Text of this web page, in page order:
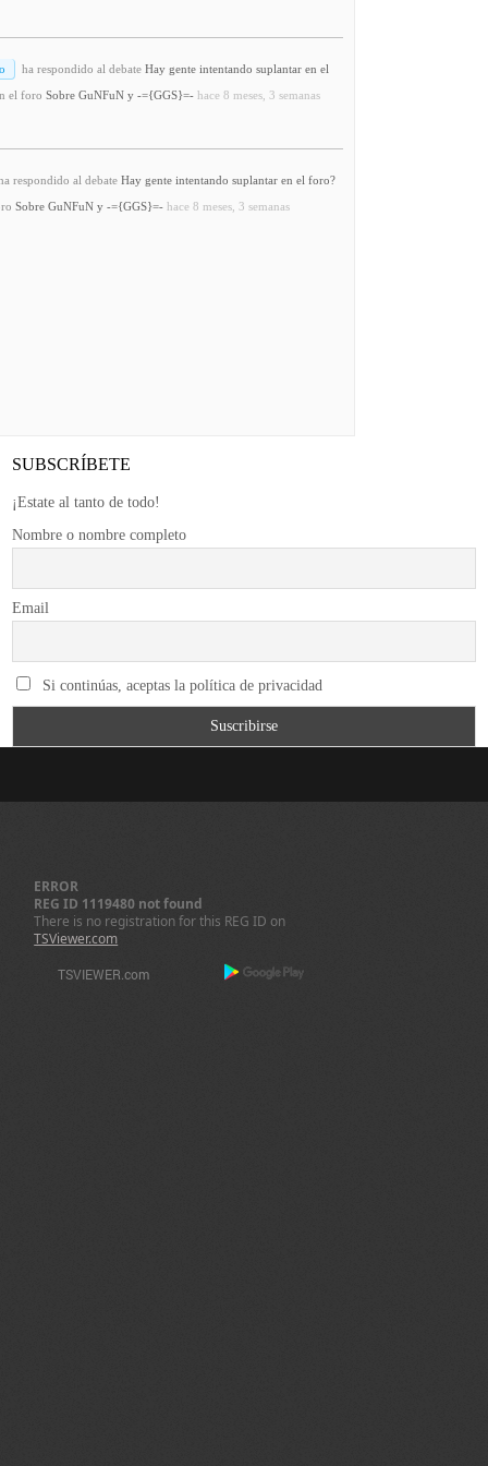
ha respondido al debate Hay gente intentando suplantar en el
el foro Sobre GuNFuN y -={GGS}=- hace 8 meses, 3 semanas
respondido al debate Hay gente intentando suplantar en el foro?
Sobre GuNFuN y -={GGS}=- hace 8 meses, 3 semanas
SUBSCRÍBETE
¡Estate al tanto de todo!
Nombre o nombre completo
Email
Si continúas, aceptas la política de privacidad
ERROR
REG ID 1119480 not found
There is no registration for this REG ID on
TSViewer.com